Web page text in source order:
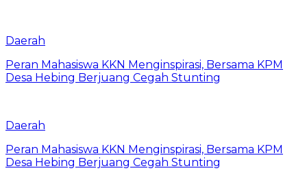
Daerah
Peran Mahasiswa KKN Menginspirasi, Bersama KPM
Desa Hebing Berjuang Cegah Stunting
Daerah
Peran Mahasiswa KKN Menginspirasi, Bersama KPM
Desa Hebing Berjuang Cegah Stunting